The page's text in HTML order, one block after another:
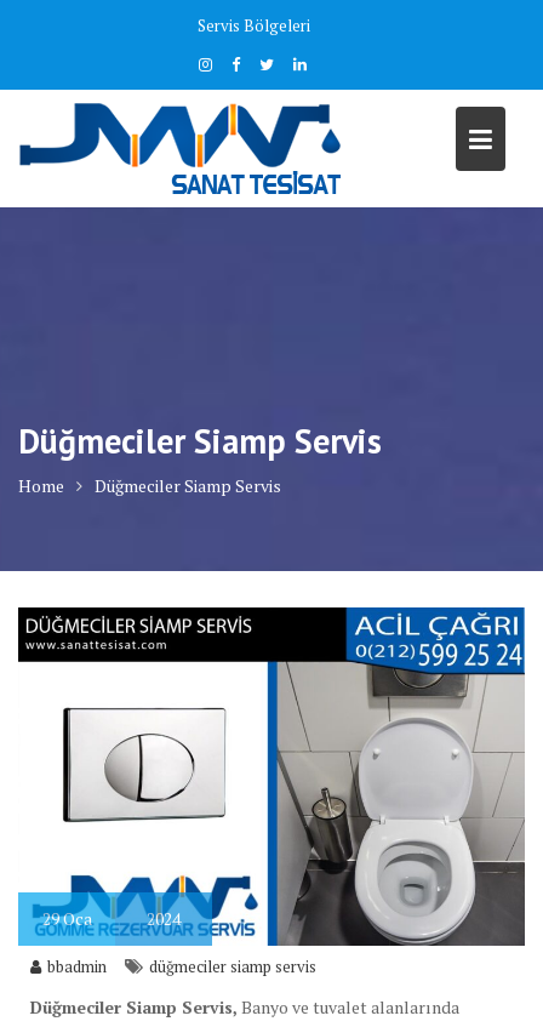
Servis Bölgeleri
Düğmeciler Siamp Servis
Home Düğmeciler Siamp Servis
29Oca 2024
bbadmin düğmeciler siamp servis
Düğmeciler Siamp Servis, Banyo ve tuvalet alanlarında